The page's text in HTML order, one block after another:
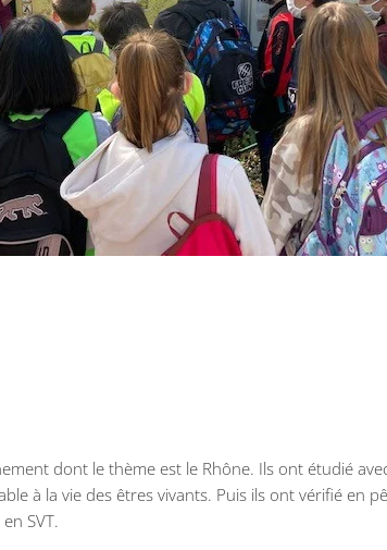
dont le thème est le Rhône. Ils ont étudié
à la vie des êtres vivants. Puis ils ont vérifié en
SVT.